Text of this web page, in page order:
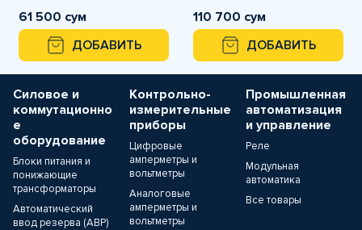
61 500 сум
ДОБАВИТЬ
110 700 сум
ДОБАВИТЬ
Силовое и
коммутационно
е
оборудование
Блоки питания и
понижающие
трансформаторы
Автоматический
ввод резерва (АВР)
Контрольно-
измерительные
приборы
Цифровые
амперметры и
вольтметры
Аналоговые
амперметры и
вольтметры
Промышленная
автоматизация
и управление
Реле
Модульная
автоматика
Все товары